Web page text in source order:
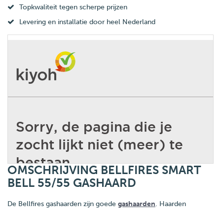
Topkwaliteit tegen scherpe prijzen
Levering en installatie door heel Nederland
OMSCHRIJVING BELLFIRES SMART
BELL 55/55 GASHAARD
De Bellfires gashaarden zijn goede gashaarden. Haarden